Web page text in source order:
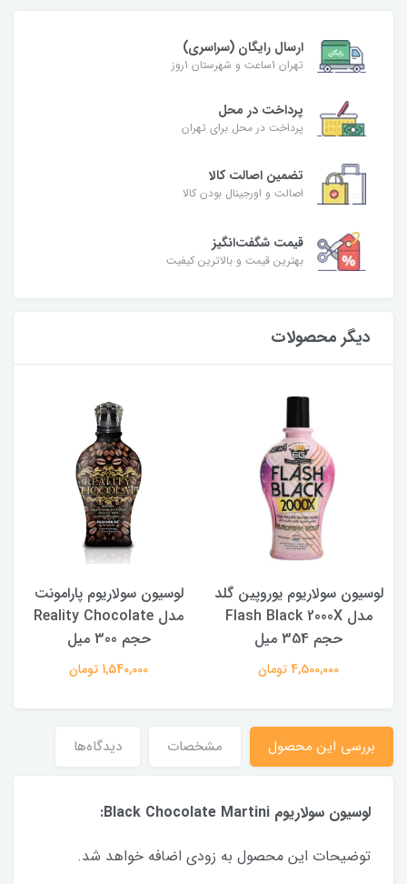
ارسال رایگان (سراسری)
تهران 1ساعت و شهرستان 1روز
پرداخت در محل
پرداخت در محل برای تهران
تضمین اصالت کالا
اصالت و اورجینال بودن کالا
قیمت شگفت‌انگیز
بهترین قیمت و بالاترین کیفیت
دیگر محصولات
لوسیون سولاریوم یوروپین گلد
مدل Flash Black 2000X
حجم 354 میل
4,500,000 تومان
لوسیون سولاریوم پارامونت
مدل Reality Chocolate
حجم 300 میل
1,540,000 تومان
بررسی این محصول مشخصات دیدگاه‌ها
لوسیون سولاریوم Black Chocolate Martini:
توضیحات این محصول به زودی اضافه خواهد شد.